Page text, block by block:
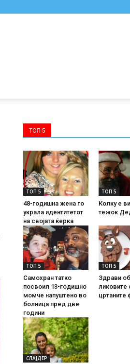
ТОП 5
ТОП 5
48-годишна жена го
украла идентитетот
на својата ќерка
ТОП 5
Колку е
тежок
ТОП 5
Самохран татко
посвоил 13-годишно
момче напуштено во
болница пред две
години
ТОП 5
Здрави
ликовите
цртаните
СЛАЈДЕР